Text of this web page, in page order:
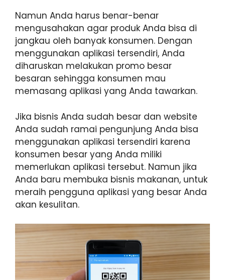
Namun Anda harus benar-benar
mengusahakan agar produk Anda bisa di
jangkau oleh banyak konsumen. Dengan
menggunakan aplikasi tersendiri, Anda
diharuskan melakukan promo besar
besaran sehingga konsumen mau
memasang aplikasi yang Anda tawarkan.
Jika bisnis Anda sudah besar dan website
Anda sudah ramai pengunjung Anda bisa
menggunakan aplikasi tersendiri karena
konsumen besar yang Anda miliki
memerlukan aplikasi tersebut. Namun jika
Anda baru membuka bisnis makanan, untuk
meraih pengguna aplikasi yang besar Anda
akan kesulitan.